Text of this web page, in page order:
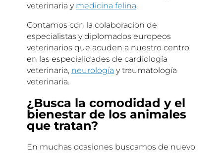
veterinaria y medicina felina.
Contamos con la colaboración de
especialistas y diplomados europeos
veterinarios que acuden a nuestro centro
en las especialidades de cardiología
veterinaria, neurología y traumatología
veterinaria.
¿Busca la comodidad y el
bienestar de los animales
que tratan?
En muchas ocasiones buscamos de nuevo